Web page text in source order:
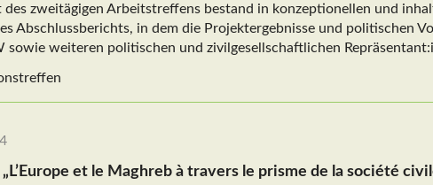
des zweitägigen Arbeitstreffens bestand in konzeptionellen und
Abschlussberichts, in dem die Projektergebnisse und politischen
sowie weiteren politischen und zivilgesellschaftlichen
et le Maghreb à travers le prisme de la société